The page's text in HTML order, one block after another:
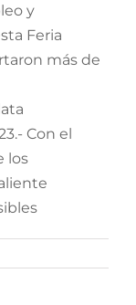
y
Feria
más de
Con el
los